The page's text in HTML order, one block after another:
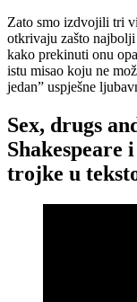
Zato smo izdvojili tri
otkrivaju zašto
kako prekinuti onu
istu misao koju ne
jedan” uspješne
Sex, drugs
trojke u